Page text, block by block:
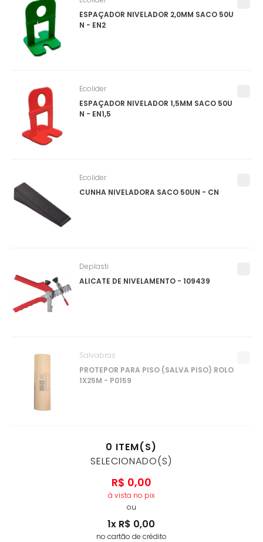
ESPAÇADOR NIVELADOR 2,0MM SACO 50U
N - EN2
ESPAÇADOR NIVELADOR 1,5MM SACO 50U
N - EN1,5
Ecolider
CUNHA NIVELADORA SACO 50UN - CN
Ecolider
ALICATE DE NIVELAMENTO - 109439
Deplasti
PROTEPOR PARA PISO (SALVA PISO) ROLO
1X25M - P0159
Salvabras
0 ITEM(S)
SELECIONADO(S)
R$ 0,00
à vista no pix
ou
1x R$ 0,00
no cartão de crédito